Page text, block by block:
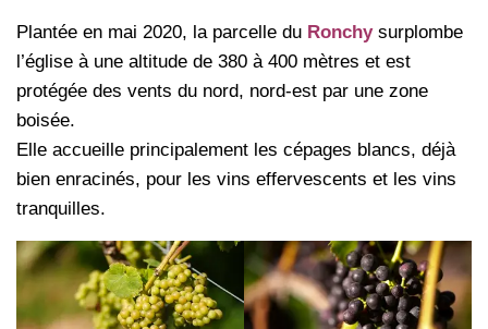
Plantée en mai 2020, la parcelle du Ronchy surplombe
l’église à une altitude de 380 à 400 mètres et est
protégée des vents du nord, nord-est par une zone
boisée.
Elle accueille principalement les cépages blancs, déjà
bien enracinés, pour les vins effervescents et les vins
tranquilles.